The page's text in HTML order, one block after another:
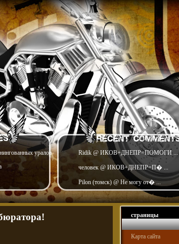
уралов
Ridik @ ИКОВ+ДНЕПР=ПОМОГИ ...
человек @ ИКОВ+ДНЕПР=П� ...
Pilon (томск) @ Не могу от� ...
страницы
Карта сайта